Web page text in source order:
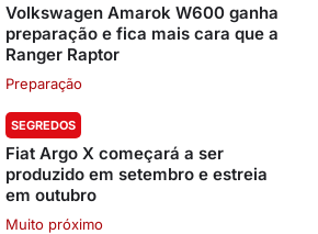
Volkswagen Amarok W600 ganha
preparação e fica mais cara que a
Ranger Raptor
Preparação
SEGREDOS
Fiat Argo X começará a ser
produzido em setembro e estreia
em outubro
Muito próximo